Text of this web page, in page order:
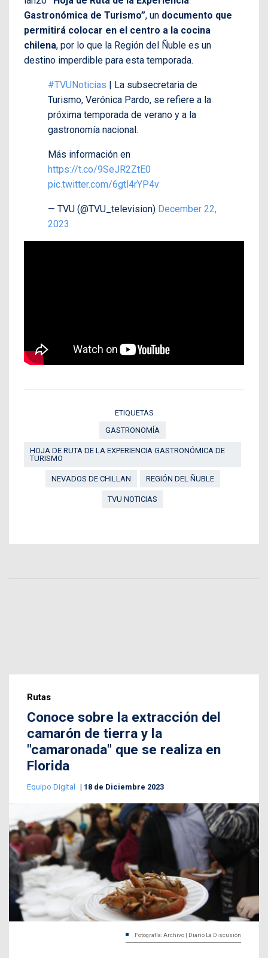
Gastronómica de Turismo”, un documento que
permitirá colocar en el centro a la cocina
chilena, por lo que la Región del Ñuble es un
destino imperdible para esta temporada.
#TVUNoticias | La subsecretaria de
Turismo, Verónica Pardo, se refiere a la
próxima temporada de verano y a la
gastronomía nacional.
Más información en
https://t.co/9SeJR2ZtE0
pic.twitter.com/6gtl4rYP4v
— TVU (@TVU_television) December 22,
2023
ETIQUETAS
GASTRONOMÍA
HOJA DE RUTA DE LA EXPERIENCIA GASTRONÓMICA DE
TURISMO
NEVADOS DE CHILLAN REGIÓN DEL ÑUBLE
TVU NOTICIAS
Rutas
Conoce sobre la extracción del
camarón de tierra y la
"camaronada" que se realiza en
Florida
Equipo Digital 18 de Diciembre 2023
Fotografía: Archivo | Diario La Discusión